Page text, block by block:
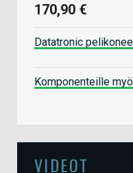
170,90 €
Datatronic
Komponenteille
VIDEOT